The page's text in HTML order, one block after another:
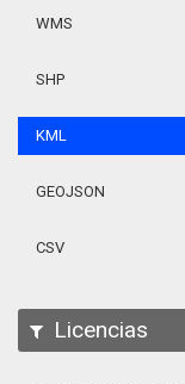
WMS
SHP
KML
GEOJSON
CSV
Licencias